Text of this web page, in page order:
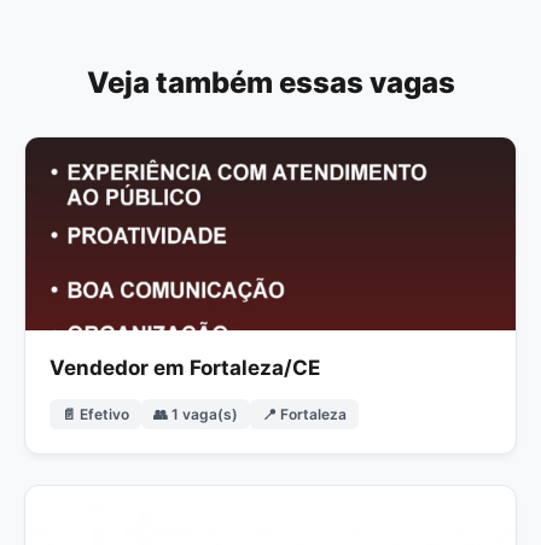
Veja também essas vagas
Vendedor em Fortaleza/CE
📄 Efetivo 👥 1 vaga(s) 📍 Fortaleza